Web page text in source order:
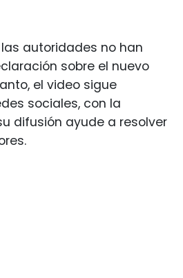
autoridades no han
sobre el nuevo
el video sigue
sociales, con la
difusión ayude a resolver